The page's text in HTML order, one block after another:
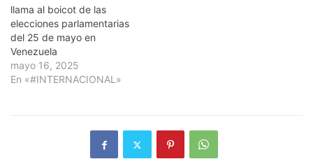
llama al boicot de las
elecciones parlamentarias
del 25 de mayo en
Venezuela
mayo 16, 2025
En «#INTERNACIONAL»